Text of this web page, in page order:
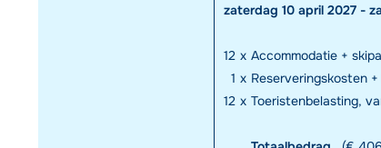
zaterdag 10 april 2027 -
12 x Accommodatie +
1 x Reserveringskosten
12 x Toeristenbelasting,